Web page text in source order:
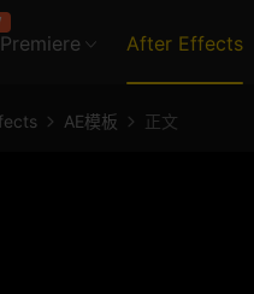
Premiere After Effects
AE模板 正文